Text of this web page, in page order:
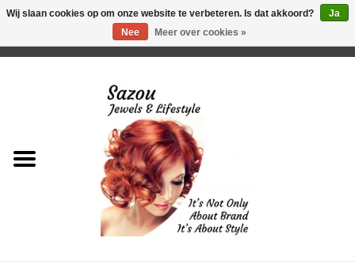
Just for Him
Wij slaan cookies op om onze website te verbeteren. Is dat akkoord?
Ja
Nee
Meer over cookies »